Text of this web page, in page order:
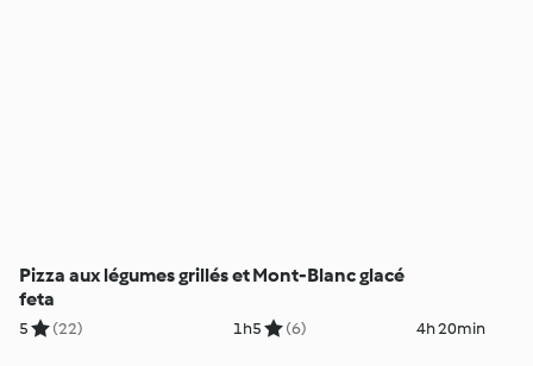
Pizza aux légumes grillés et
feta
5 (22) 1h
Mont-Blanc glacé
5 (6) 4h 20min